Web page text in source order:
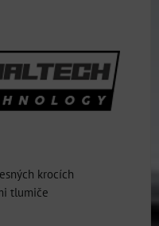
krocích
tlumiče